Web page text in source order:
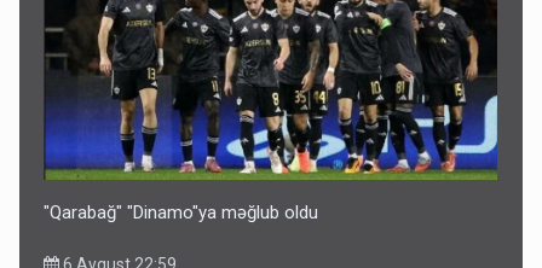
Bu ölkələrə şəxsiyyət vəsiqəsi ilə gedə biləcəksiniz -
SİYAHI
6 Avqust 10:53
"Qarabağ" "Dinamo"ya məğlub oldu
6 Avqust 22:59